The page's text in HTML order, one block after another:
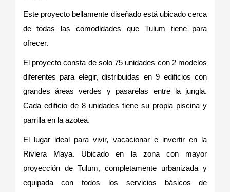
Este proyecto bellamente diseñado está ubicado cerca
de todas las comodidades que Tulum tiene para
ofrecer.
El proyecto consta de solo 75 unidades con 2 modelos
diferentes para elegir, distribuidas en 9 edificios con
grandes áreas verdes y pasarelas entre la jungla.
Cada edificio de 8 unidades tiene su propia piscina y
parrilla en la azotea.
El lugar ideal para vivir, vacacionar e invertir en la
Riviera Maya. Ubicado en la zona con mayor
proyección de Tulum, completamente urbanizada y
equipada con todos los servicios básicos de